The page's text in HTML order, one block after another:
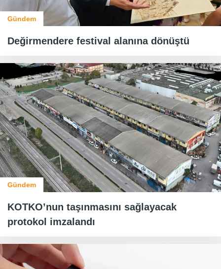
Gündem
Değirmendere festival alanına dönüştü
Gündem
KOTKO’nun taşınmasını sağlayacak
protokol imzalandı